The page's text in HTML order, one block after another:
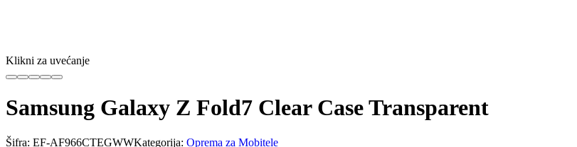
Klikni za uvećanje
Samsung Galaxy Z Fold7 Clear Case Transparent
Šifra: EF-AF966CTEGWWKategorija: Oprema za Mobitele